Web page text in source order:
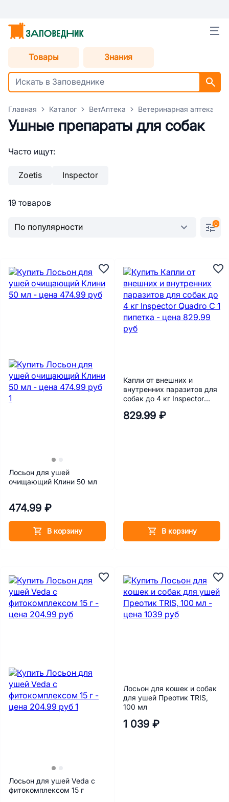
Товары Знания
Главная Каталог ВетАптека Ветеринарная аптека
Ушные препараты для собак
Часто ищут:
Zoetis Inspector
19 товаров
0
Лосьон для ушей
очищающий Клини 50 мл
474.99 ₽
В корзину
Капли от внешних и
внутренних паразитов для
собак до 4 кг Inspector
829.99 ₽
В корзину
Лосьон для ушей Veda с
фитокомплексом 15 г
Лосьон для кошек и собак
для ушей Преотик TRIS,
100 мл
1 039 ₽